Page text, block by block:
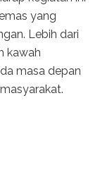
yang
Lebih dari
kawah
masa depan